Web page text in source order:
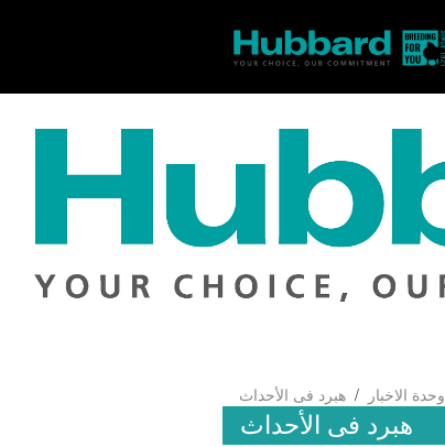
وحدة الاخبار / هبرد فى الأحداث
هبرد فى الأحداث